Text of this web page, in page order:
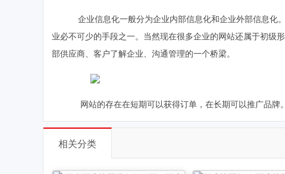
企业信息化一般分为企业内部信息化和企业外部信息化
业必不可少的手段之一。当然现在很多企业的网站还属于初级
部供应商、客户了解企业、沟通管理的一个桥梁。
网站的存在在短期可以获得订单，在长期可以推广品牌
相关分类